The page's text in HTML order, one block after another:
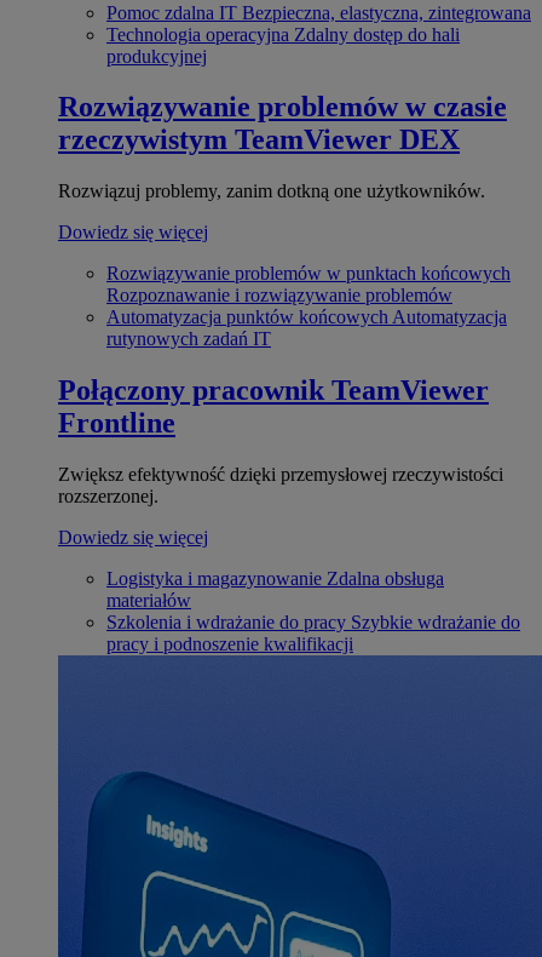
Pomoc zdalna IT Bezpieczna, elastyczna, zintegrowana
Technologia operacyjna Zdalny dostęp do hali
produkcyjnej
Rozwiązywanie problemów w czasie
rzeczywistym TeamViewer DEX
Rozwiązuj problemy, zanim dotkną one użytkowników.
Dowiedz się więcej
Rozwiązywanie problemów w punktach końcowych
Rozpoznawanie i rozwiązywanie problemów
Automatyzacja punktów końcowych Automatyzacja
rutynowych zadań IT
Połączony pracownik TeamViewer
Frontline
Zwiększ efektywność dzięki przemysłowej rzeczywistości
rozszerzonej.
Dowiedz się więcej
Logistyka i magazynowanie Zdalna obsługa
materiałów
Szkolenia i wdrażanie do pracy Szybkie wdrażanie do
pracy i podnoszenie kwalifikacji